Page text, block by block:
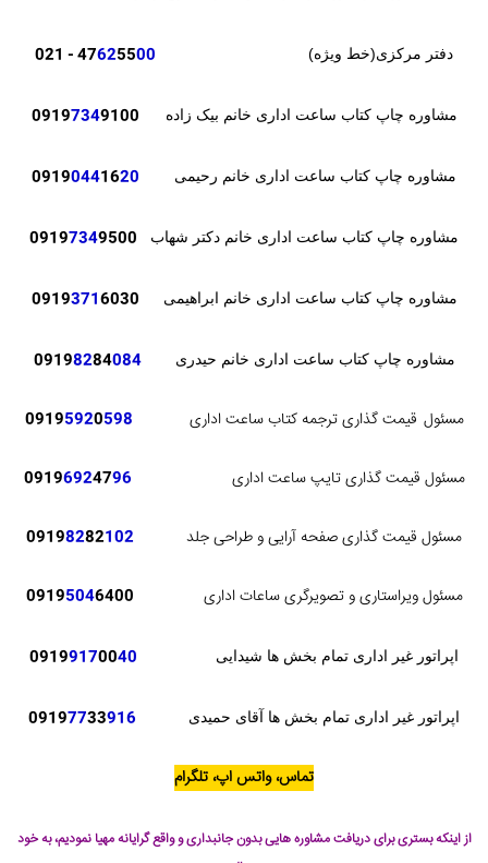
دفتر مرکزی(خط ویژه) 47625500
- 021
مشاوره چاپ کتاب ساعت اداری خانم بیک زاده 09197349100
مشاوره چاپ کتاب ساعت اداری خانم رحیمی 09190441620
مشاوره چاپ کتاب ساعت اداری خانم دکتر شهاب 09197349500
مشاوره چاپ کتاب ساعت اداری خانم ابراهیمی 3716030
مشاوره چاپ کتاب ساعت اداری خانم حیدری 0919
8284084
مسئول قیمت گذاری ترجمه کتاب ساعت اداری 09195920598
مسئول قیمت گذاری تایپ ساعت اداری 09196924796
مسئول قیمت گذاری صفحه آرایی و طراحی جلد 09198282102
مسئول ویراستاری و تصویرگری ساعات اداری 09195046400
اپراتور غیر اداری تمام بخش ها شیدایی 09199170040
اپراتور غیر اداری تمام بخش ها آقای حمیدی 09197733916
تماس، واتس اپ، تلگرام
از اینکه بستری برای دریافت مشاوره هایی بدون جانبداری و واقع گرایانه مهیا نمودیم، به خود